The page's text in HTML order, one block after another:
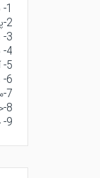
1- شناسايي، محاسبات و امور بيمه‌شدگان
2-پرداخت كنندگان حق بيمه
3- عمليات حسابداري در ارتباط با سازمان تأمين اجتماعي
4- نظام جامع رسيدگي در قوانين و مقرّرات تأمين اجتماعي
5- آئين و تشريفات رسيدگي
6- عناوين خاص مجرمانه
7-مواد قانون تأمين اجتماعي مصوب 1354 مرتبط با حوزه امور بيمه شدگان
8-حوزه درآمد حق بيمه
9- حوزه امور فني بيمه شدگان